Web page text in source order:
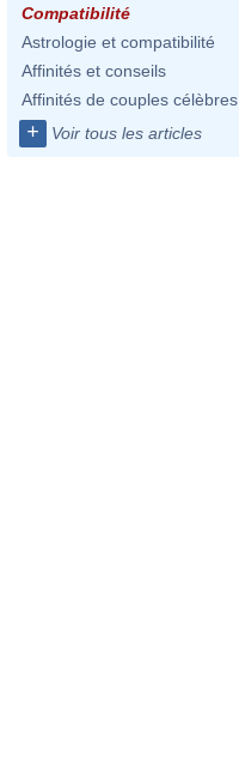
Compatibilité
Astrologie et compatibilité
Affinités et conseils
Affinités de couples célèbres
+ Voir tous les articles